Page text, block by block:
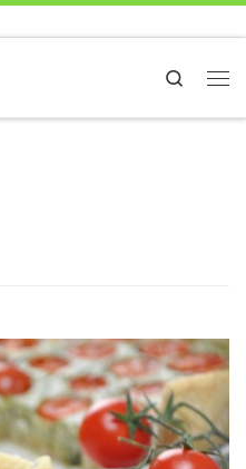
Search